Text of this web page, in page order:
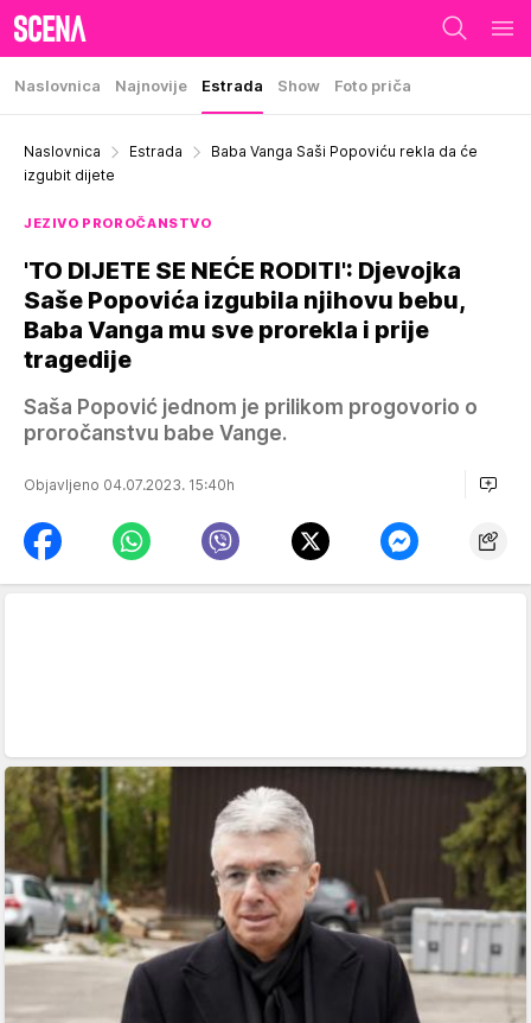
Naslovnica Najnovije Estrada Show Foto priča
Naslovnica Estrada
Baba Vanga Saši Popoviću rekla da će
izgubit dijete
JEZIVO PROROČANSTVO
'TO DIJETE SE NEĆE RODITI': Djevojka
Saše Popovića izgubila njihovu bebu,
Baba Vanga mu sve prorekla i prije
tragedije
Saša Popović jednom je prilikom progovorio o
proročanstvu babe Vange.
Objavljeno 04.07.2023. 15:40h